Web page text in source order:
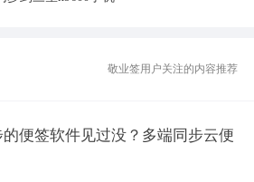
敬业签用户关注的内容推荐
便签软件见过没？多端同步云便